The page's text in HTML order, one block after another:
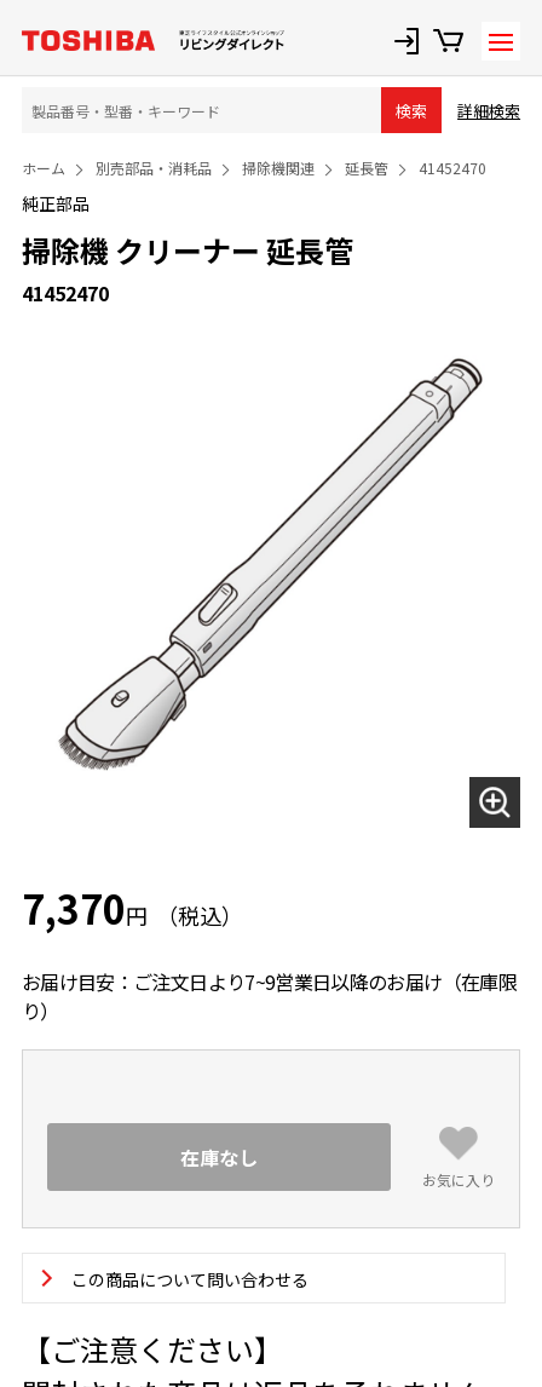
検索 詳細検索
ホーム 別売部品・消耗品 掃除機関連 延長管 41452470
純正部品
掃除機 クリーナー 延長管
7,370円
41452470
お届け目安：ご注文日より7~9営業日以降のお届け（在庫限
り）
在庫なし
お気に入り
この商品について問い合わせる
【ご注意ください】